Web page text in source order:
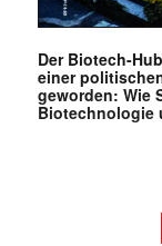
Der Biotech-
einer
geworden: Wie
Biotechnologie